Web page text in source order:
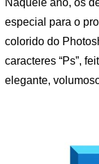
Naquele ano, os
especial para o
colorido do
caracteres “Ps”,
elegante,